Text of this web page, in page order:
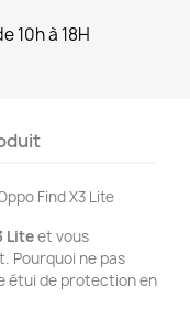
10h à 18H
Find X3 Lite
Liteet vous
Pourquoi ne pas
étui de protection en